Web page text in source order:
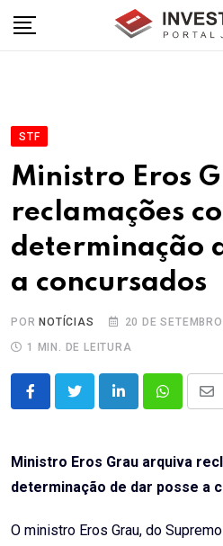
STF
Ministro Eros
reclamações
determinação
a concursados
POR NOTÍCIAS
20 DE
1 MIN. DE LEITURA
LinkedInWhatsapp
Ministro Eros Grau arquiva
determinação de dar posse a
O ministro Eros Grau, do